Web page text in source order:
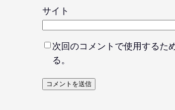
サイト
次回のコメントで使用するた
る。